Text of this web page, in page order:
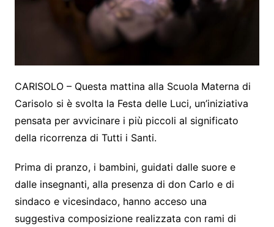
CARISOLO – Questa mattina alla Scuola Materna di
Carisolo si è svolta la Festa delle Luci, un’iniziativa
pensata per avvicinare i più piccoli al significato
della ricorrenza di Tutti i Santi.
Prima di pranzo, i bambini, guidati dalle suore e
dalle insegnanti, alla presenza di don Carlo e di
sindaco e vicesindaco, hanno acceso una
suggestiva composizione realizzata con rami di